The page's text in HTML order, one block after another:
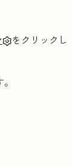
をクリックし